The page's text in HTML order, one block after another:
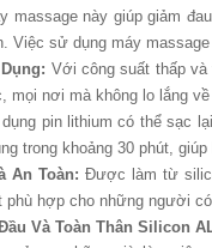
massage này giúp giảm
Việc sử dụng máy
Với công suất thấp
mọi nơi mà không lo lắng
pin lithium có thể sạc
trong khoảng 30 phút,
An Toàn: Được làm từ
hợp cho những người
Và Toàn Thân Silicon